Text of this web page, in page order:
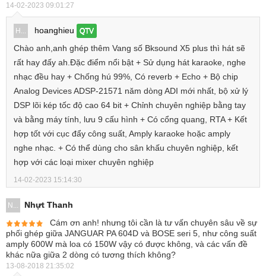
14-02-2023 09:01:27
H... hoanghieu QTV
Chào anh,anh ghép thêm Vang số Bksound X5 plus thì hát sẽ
rất hay đấy ah.Đặc điểm nổi bật + Sử dụng hát karaoke, nghe
nhạc đều hay + Chống hú 99%, Có reverb + Echo + Bộ chip
Analog Devices ADSP-21571 năm dòng ADI mới nhất, bộ xử lý
DSP lõi kép tốc độ cao 64 bit + Chỉnh chuyên nghiệp bằng tay
và bằng máy tính, lưu 9 cấu hình + Có cổng quang, RTA + Kết
hợp tốt với cục đẩy công suất, Amply karaoke hoặc amply
nghe nhạc. + Có thể dùng cho sân khấu chuyên nghiệp, kết
hợp với các loại mixer chuyên nghiệp
14-02-2023 15:14:30
N...
Nhựt Thanh
Cám ơn anh! nhưng tôi cần là tư vấn chuyên sâu về sự
phối ghép giữa JANGUAR PA 604D và BOSE seri 5, như công suất
amply 600W mà loa có 150W vậy có được không, và các vấn đề
khác nữa giữa 2 dòng có tương thích không?
13-08-2018 21:35:02